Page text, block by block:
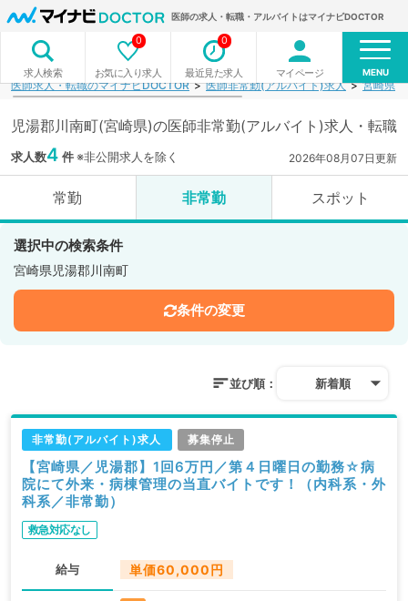
医師の求人・転職・アルバイトはマイナビDOCTOR
求人検索 お気に入り求人
0
最近見た求人
0
マイページ MENU
医師求人・転職のマイナビDOCTOR 医師非常勤(アルバイト)求人 宮崎県
児湯郡川南町(宮崎県)の医師非常勤(アルバイト)求人・転職
求人数4 件※非公開求人を除く 2026年08月07日更新
常勤 非常勤 スポット
選択中の検索条件
宮崎県児湯郡川南町
条件の変更
並び順： 新着順
非常勤(アルバイト)求人 募集停止
【宮崎県／児湯郡】1回6万円／第４日曜日の勤務☆病
院にて外来・病棟管理の当直バイトです！（内科系・外
科系／非常勤）
救急対応なし
給与 単価60,000円